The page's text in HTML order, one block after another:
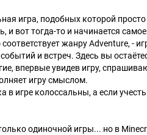
игра, подобных которой
вот тогда-то и начинается
соответствует жанру Adventure, -
и встреч. Здесь вы
впервые увидев игру,
игру смыслом.
в игре колоссальны, а если
одиночной игры... но в